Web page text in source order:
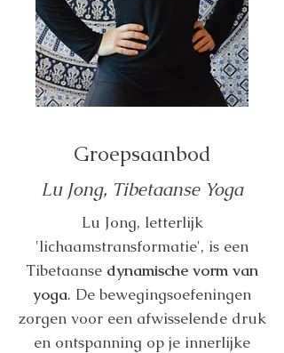
Groepsaanbod
Lu Jong, Tibetaanse Yoga
Lu Jong, letterlijk
'lichaamstransformatie', is een
Tibetaanse dynamische vorm van
yoga. De bewegingsoefeningen
zorgen voor een afwisselende druk
en ontspanning op je innerlijke